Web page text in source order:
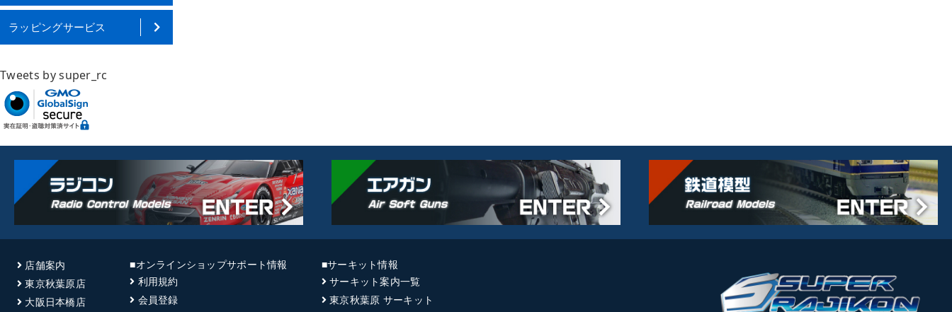
ラッピングサービス
Tweets by super_rc
店舗案内
東京秋葉原店
大阪日本橋店
■オンラインショップサポート情報
利用規約
会員登録
■サーキット情報
サーキット案内一覧
東京秋葉原 サーキット